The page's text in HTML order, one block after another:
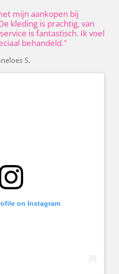
mijn aankopen bij
kleding is prachtig, van
is fantastisch. Ik voel
behandeld."
S.
on Instagram